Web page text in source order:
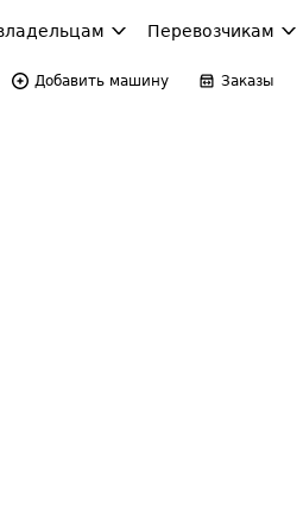
Перевозчикам
Добавить машину Заказы